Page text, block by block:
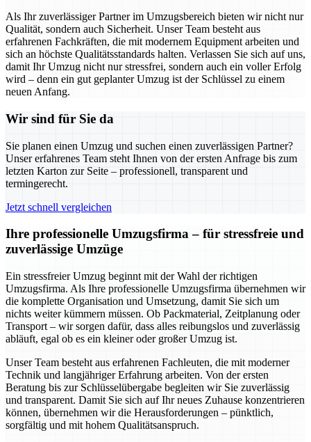
Als Ihr zuverlässiger Partner im Umzugsbereich bieten wir nicht nur
Qualität, sondern auch Sicherheit. Unser Team besteht aus
erfahrenen Fachkräften, die mit modernem Equipment arbeiten und
sich an höchste Qualitätsstandards halten. Verlassen Sie sich auf uns,
damit Ihr Umzug nicht nur stressfrei, sondern auch ein voller Erfolg
wird – denn ein gut geplanter Umzug ist der Schlüssel zu einem
neuen Anfang.
Wir sind für Sie da
Sie planen einen Umzug und suchen einen zuverlässigen Partner?
Unser erfahrenes Team steht Ihnen von der ersten Anfrage bis zum
letzten Karton zur Seite – professionell, transparent und
termingerecht.
Jetzt schnell vergleichen
Ihre professionelle Umzugsfirma – für stressfreie und
zuverlässige Umzüge
Ein stressfreier Umzug beginnt mit der Wahl der richtigen
Umzugsfirma. Als Ihre professionelle Umzugsfirma übernehmen wir
die komplette Organisation und Umsetzung, damit Sie sich um
nichts weiter kümmern müssen. Ob Packmaterial, Zeitplanung oder
Transport – wir sorgen dafür, dass alles reibungslos und zuverlässig
abläuft, egal ob es ein kleiner oder großer Umzug ist.
Unser Team besteht aus erfahrenen Fachleuten, die mit moderner
Technik und langjähriger Erfahrung arbeiten. Von der ersten
Beratung bis zur Schlüsselübergabe begleiten wir Sie zuverlässig
und transparent. Damit Sie sich auf Ihr neues Zuhause konzentrieren
können, übernehmen wir die Herausforderungen – pünktlich,
sorgfältig und mit hohem Qualitätsanspruch.